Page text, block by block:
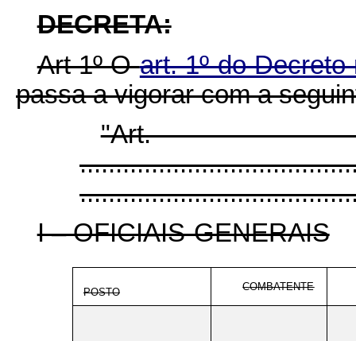
DECRETA:
Art 1º Oart. 1º do
passa a vigorar com a
I – OFICIAIS-GENERAIS
POSTO COMBATENTE